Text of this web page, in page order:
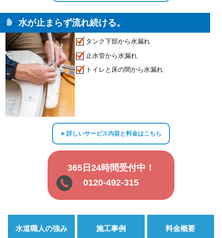
水が止まらず流れ続ける。
タンク下部から水漏れ
止水管から水漏れ
トイレと床の間から水漏れ
▲詳しいサービス内容と料金はこちら
365日24時間受付中！
0120-492-315
水道職人の強み 施工事例 料金概要